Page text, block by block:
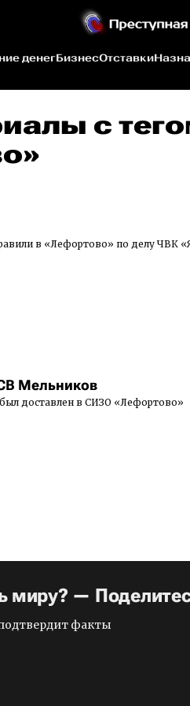
денегБизнесОтставки
c
в «Лефортово» по делу ЧВК
Мельников
доставлен в СИЗО «Лефортово»
миру? —
факты